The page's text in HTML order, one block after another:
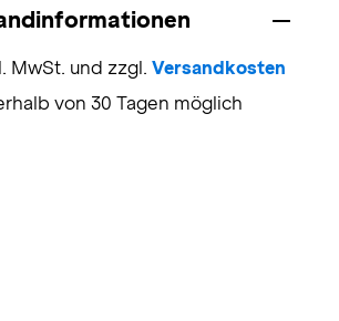
MwSt. und zzgl. Versandkosten
von 30 Tagen möglich